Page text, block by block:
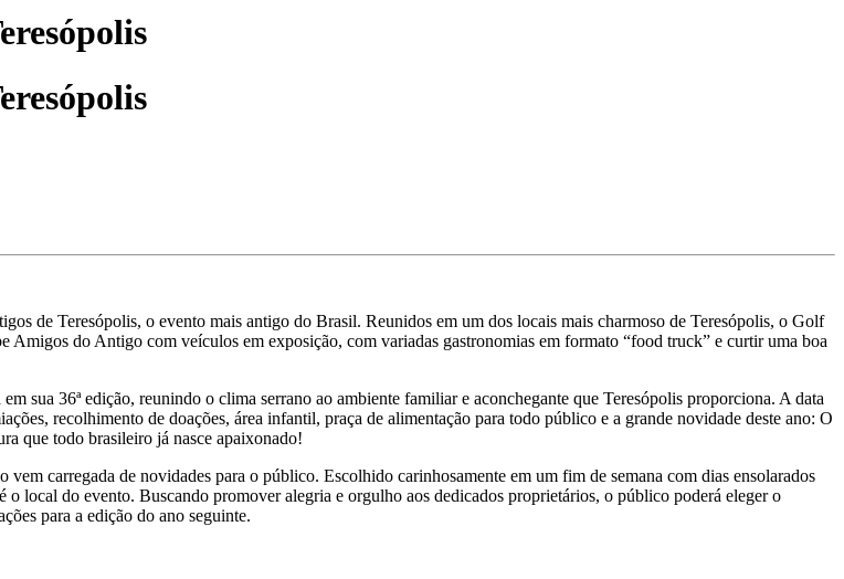
de Teresópolis, o evento mais antigo do Brasil. Reunidos em um dos locais mais charmoso de Teresópolis, o Golf
do Antigo com veículos em exposição, com variadas gastronomias em formato “food truck” e curtir uma boa
sua 36ª edição, reunindo o clima serrano ao ambiente familiar e aconchegante que Teresópolis proporciona. A data
recolhimento de doações, área infantil, praça de alimentação para todo público e a grande novidade deste ano: O
que todo brasileiro já nasce apaixonado!
carregada de novidades para o público. Escolhido carinhosamente em um fim de semana com dias ensolarados
o local do evento. Buscando promover alegria e orgulho aos dedicados proprietários, o público poderá eleger o
para a edição do ano seguinte.